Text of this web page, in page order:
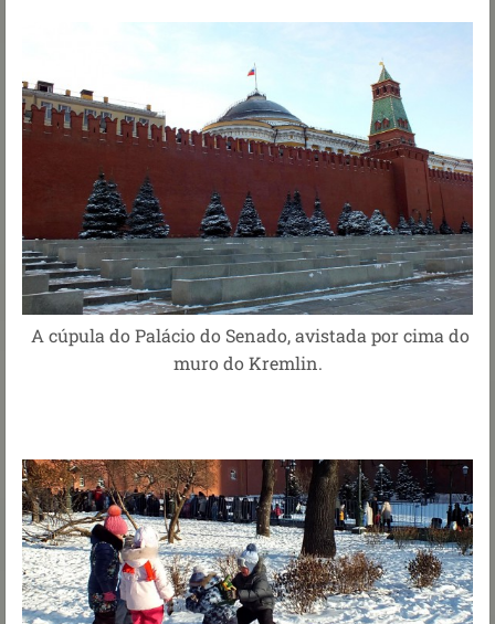
A cúpula do Palácio do Senado, avistada por cima do
muro do Kremlin.